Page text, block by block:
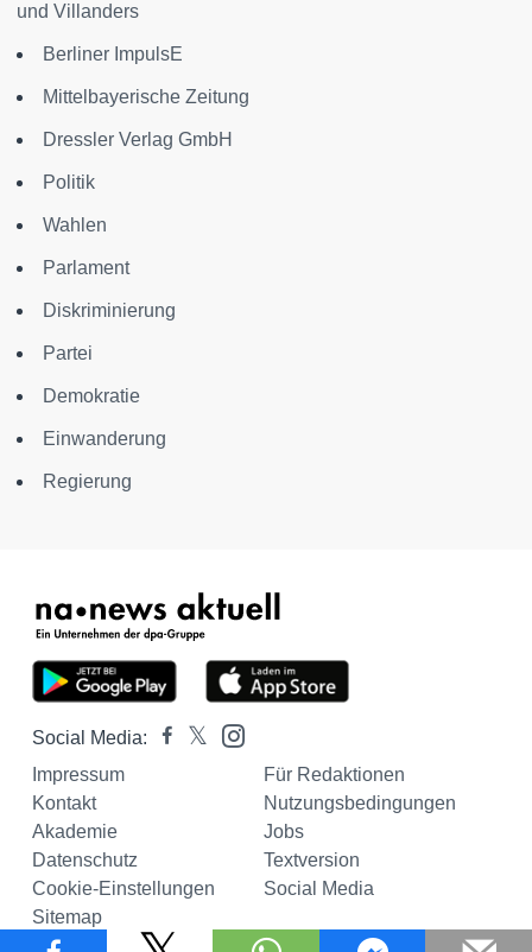
und Villanders
Berliner ImpulsE
Mittelbayerische Zeitung
Dressler Verlag GmbH
Politik
Wahlen
Parlament
Diskriminierung
Partei
Demokratie
Einwanderung
Regierung
Social Media:
Impressum
Für Redaktionen
Kontakt
Nutzungsbedingungen
Akademie
Jobs
Datenschutz
Textversion
Cookie-Einstellungen
Social Media
Sitemap